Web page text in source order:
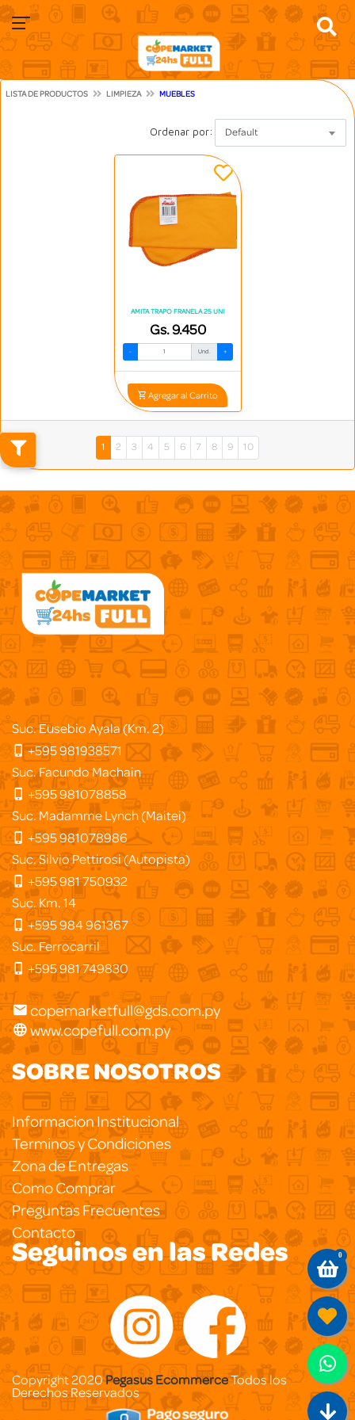
LISTA DE PRODUCTOS LIMPIEZA MUEBLES
Ordenar por: Default
AMITA TRAPO FRANELA 25 UNI
Gs. 9.450
- Und. +
Agregar al Carrito
1 2 3 4 5 6 7 8 9 10
Suc. Eusebio Ayala (Km. 2)
+595 981938571
Suc. Facundo Machain
+595 981078858
Suc. Madamme Lynch (Maitei)
+595 981078986
Suc. Silvio Pettirosi (Autopista)
+595 981 750932
Suc. Km. 14
+595 984 961367
Suc. Ferrocarril
+595 981 749830
copemarketfull@gds.com.py
www.copefull.com.py
SOBRE NOSOTROS
Informacion Institucional
Terminos y Condiciones
Zona de Entregas
Como Comprar
Preguntas Frecuentes
Contacto
Seguinos en las Redes 0
Copyright 2020Pegasus EcommerceTodos los
Derechos Reservados